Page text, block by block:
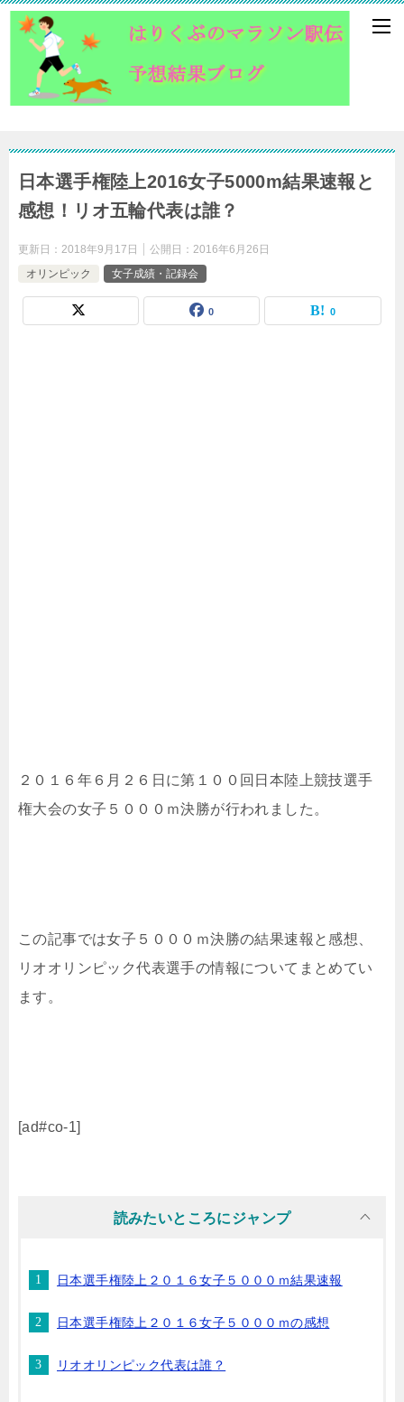
日本選手権陸上2016女子5000m結果速報と
感想！リオ五輪代表は誰？
更新日： 2018年9月17日 公開日： 2016年6月26日
オリンピック
女子成績・記録会
0 0
２０１６年６月２６日に第１００回日本陸上競技選手
権大会の女子５０００ｍ決勝が行われました。
この記事では女子５０００ｍ決勝の結果速報と感想、
リオオリンピック代表選手の情報についてまとめてい
ます。
[ad#co-1]
読みたいところにジャンプ
日本選手権陸上２０１６女子５０００ｍ結果速報
日本選手権陸上２０１６女子５０００ｍの感想
リオオリンピック代表は誰？